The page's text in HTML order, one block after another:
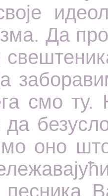
Да
смо ту.
оно
песника